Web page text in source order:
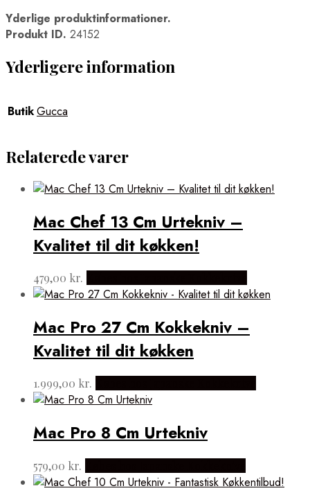
Yderlige produktinformationer.
Produkt ID. 24152
Yderligere information
ButikGucca
Relaterede varer
Mac Chef 13 Cm Urtekniv –
Kvalitet til dit køkken!
479,00 kr.
Mac Pro 27 Cm Kokkekniv –
Kvalitet til dit køkken
1.999,00 kr.
Mac Pro 8 Cm Urtekniv
579,00 kr.